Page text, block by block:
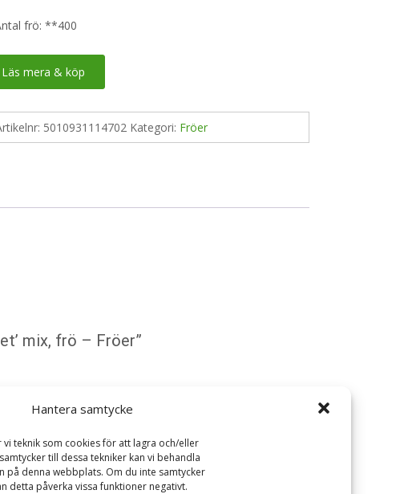
Hantera samtycke
teknik som cookies för att lagra och/eller
till dessa tekniker kan vi behandla
på denna webbplats. Om du inte samtycker
detta påverka vissa funktioner negativt.
frö: **400
Läs mera & köp
5010931114702 Kategori: Fröer
mix, frö – Fröer”